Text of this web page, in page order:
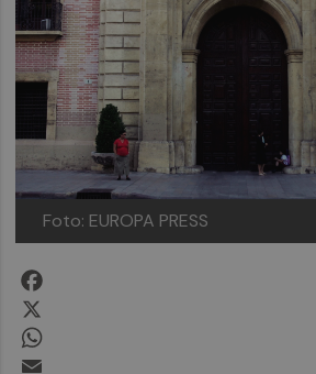
Foto: EUROPA PRESS